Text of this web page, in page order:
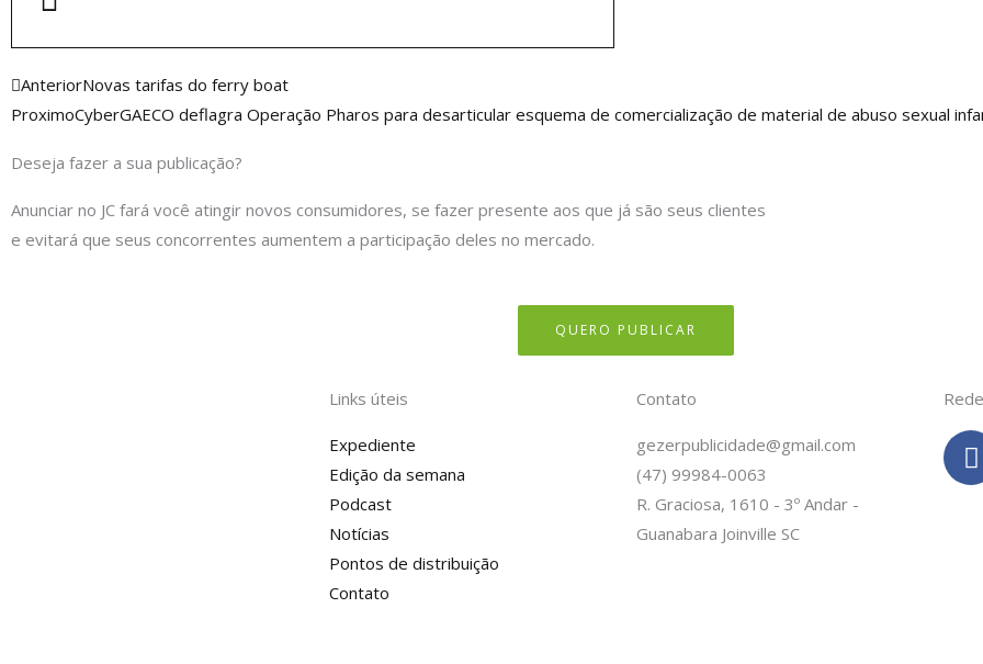
Anterior
AnteriorNovas tarifas do ferry boat
ProximoCyberGAECO deflagra Operação Pharos para desarticular esquema de comercialização de material de abuso sexual
Deseja fazer a sua publicação?
Anunciar no JC fará você atingir novos consumidores, se fazer presente aos que já são seus clientes
e evitará que seus concorrentes aumentem a participação deles no mercado.
QUERO PUBLICAR
Links úteis
Expediente
Edição da semana
Podcast
Notícias
Pontos de distribuição
Contato
Contato
gezerpublicidade@gmail.com
(47) 99984-0063
R. Graciosa, 1610 - 3º Andar -
Guanabara Joinville SC
F
a
c